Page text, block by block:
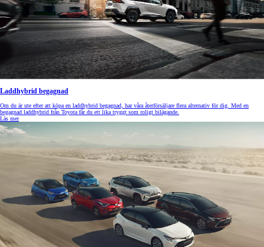
Laddhybrid begagnad
Om du är ute efter att köpa en laddhybrid begagnad, har våra återförsäljare flera alternativ för dig. Med en
begagnad laddhybrid från Toyota får du ett lika tryggt som roligt bilägande.
Läs mer